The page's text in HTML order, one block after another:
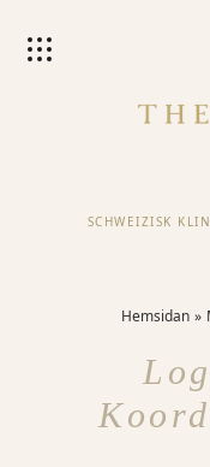
SCHWEIZISK
Hemsidan